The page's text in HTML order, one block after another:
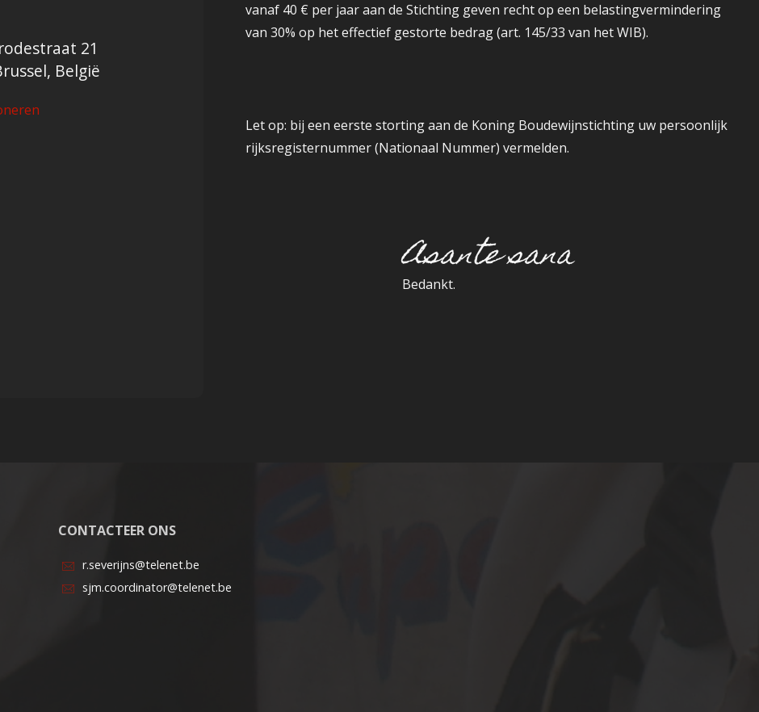
21
België
vanaf 40 € per jaar aan de Stichting geven recht op een belastingvermindering
van 30% op het effectief gestorte bedrag (art. 145/33 van het WIB).
Let op: bij een eerste storting aan de Koning Boudewijnstichting uw persoonlijk
rijksregisternummer (Nationaal Nummer) vermelden.
Asante sana
Bedankt.
CONTACTEER ONS
r.severijns@telenet.be
sjm.coordinator@telenet.be